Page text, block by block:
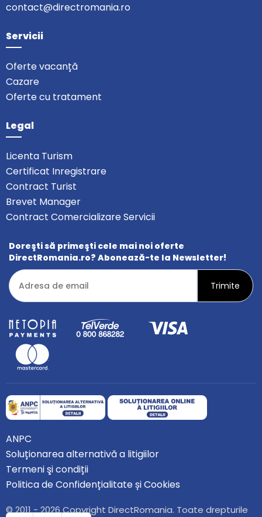
contact@directromania.ro
Servicii
Oferte vacanță
Cazare
Oferte cu tratament
Legal
Licenta Turism
Certificat Inregistrare
Contract Turist
Brevet Manager
Contract Comercializare Servicii
Doreşti să primeşti cele mai noi oferte
DirectRomania.ro? Abonează-te la Newsletter!
ANPC
Soluționarea alternativă a litigiilor
Termeni şi condiții
Politica de Confidențialitate și Cookies
© 2011 - 2026 Copyright DirectRomania. Toate drepturile